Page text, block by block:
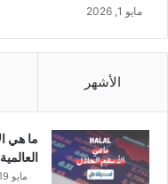
س
ى
م
مايو 1, 2026
الأشهر
ما هي
مايو 19, 2024